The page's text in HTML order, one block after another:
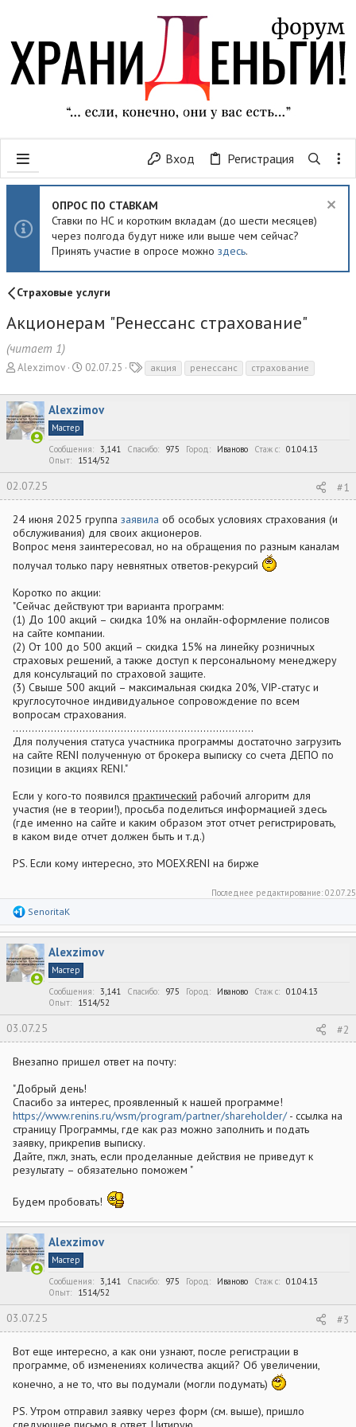
Вход Регистрация
ОПРОС ПО СТАВКАМ
Ставки по НС и коротким вкладам (до шести месяцев)
через полгода будут ниже или выше чем сейчас?
Принять участие в опросе можно здесь.
Страховые услуги
Акционерам "Ренессанс страхование"
(читает 1)
А
т
о
р
т
ы
Alexzimov
Д
т
а
ч
а
02.07.25
г
акция ренессанс страхование
Alexzimov
Мастер
Сообщения
3,141 Спасибо 975 Город Иваново Стаж c
01.04.13
Опыт
1514/52
02.07.25 #1
24 июня 2025 группа заявила об особых условиях страхования (и
обслуживания) для своих акционеров.
Вопрос меня заинтересовал, но на обращения по разным каналам
получал только пару невнятных ответов-рекурсий
Коротко по акции:
"Сейчас действуют три варианта программ:
(1) До 100 акций – скидка 10% на онлайн-оформление полисов
на сайте компании.
(2) От 100 до 500 акций – скидка 15% на линейку розничных
страховых решений, а также доступ к персональному менеджеру
для консультаций по страховой защите.
(3) Свыше 500 акций – максимальная скидка 20%, VIP-статус и
круглосуточное индивидуальное сопровождение по всем
вопросам страхования.
............................................................................
Для получения статуса участника программы достаточно загрузить
на сайте RENI полученную от брокера выписку со счета ДЕПО по
позиции в акциях RENI."
Если у кого-то появился практический рабочий алгоритм для
участия (не в теории!), просьба поделиться информацией здесь
(где именно на сайте и каким образом этот отчет регистрировать,
в каком виде отчет должен быть и т.д.)
PS. Если кому интересно, это MOEX:RENI на бирже
Последнее редактирование: 02.07.25
Р
а
к
ц
и
и
SenoritaK
Alexzimov
Мастер
Сообщения
3,141 Спасибо 975 Город Иваново Стаж c
01.04.13
Опыт
1514/52
03.07.25 #2
Внезапно пришел ответ на почту:
"Добрый день!
Спасибо за интерес, проявленный к нашей программе!
https://www.renins.ru/wsm/program/partner/shareholder/- ссылка на
страницу Программы, где как раз можно заполнить и подать
заявку, прикрепив выписку.
Дайте, пжл, знать, если проделанные действия не приведут к
результату – обязательно поможем "
Будем пробовать!
Alexzimov
Мастер
Сообщения
3,141 Спасибо 975 Город Иваново Стаж c
01.04.13
Опыт
1514/52
03.07.25 #3
Вот еще интересно, а как они узнают, после регистрации в
программе, об изменениях количества акций? Об увеличении,
конечно, а не то, что вы подумали (могли подумать)
PS. Утром отправил заявку через форм (см. выше), пришло